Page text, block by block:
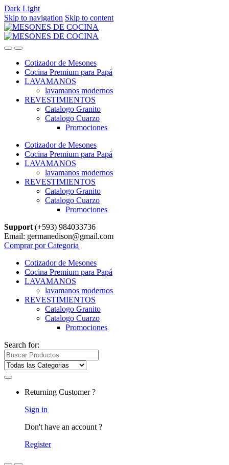
Dark Light
Skip to navigation Skip to content
Cotizador de Mesones
Cocina Premium para Papá
LAVAMANOS
lavamanos modernos
REVESTIMIENTOS
Catalogo Granito
Catalogo Cuarzo
Promociones
Cotizador de Mesones
Cocina Premium para Papá
LAVAMANOS
lavamanos modernos
REVESTIMIENTOS
Catalogo Granito
Catalogo Cuarzo
Promociones
Support (+593) 984033736
Email: germanedison@gmail.com
Comprar por Categoria
Cotizador de Mesones
Cocina Premium para Papá
LAVAMANOS
lavamanos modernos
REVESTIMIENTOS
Catalogo Granito
Catalogo Cuarzo
Promociones
Search for:
Returning Customer ?
Sign in
Don't have an account ?
Register